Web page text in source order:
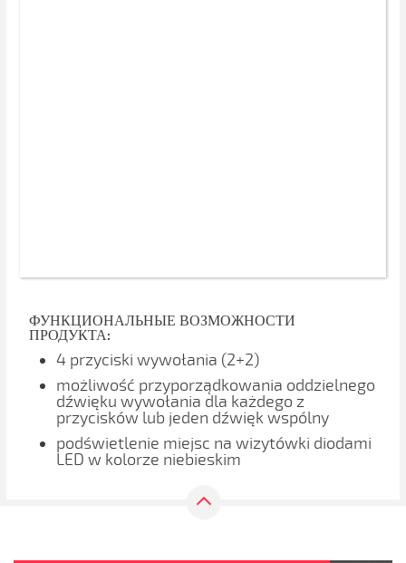
ФУНКЦИОНАЛЬНЫЕ ВОЗМОЖНОСТИ
ПРОДУКТА:
4 przyciski wywołania (2+2)
możliwość przyporządkowania oddzielnego
dźwięku wywołania dla każdego z
przycisków lub jeden dźwięk wspólny
podświetlenie miejsc na wizytówki diodami
LED w kolorze niebieskim